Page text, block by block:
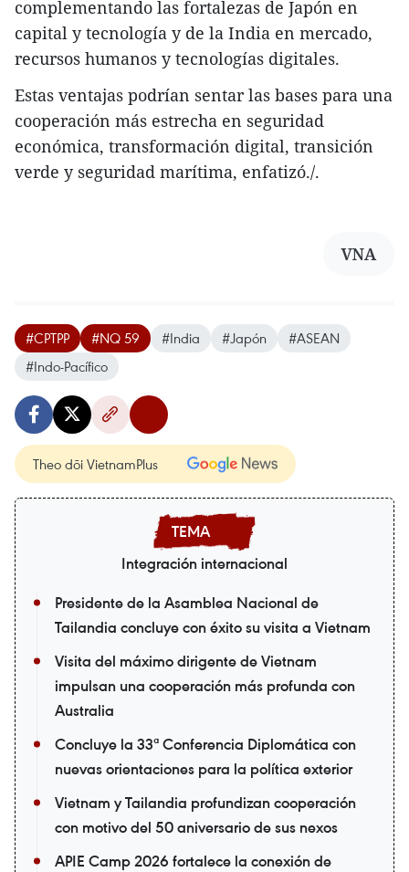
complementando las fortalezas de Japón en
capital y tecnología y de la India en mercado,
recursos humanos y tecnologías digitales.
Estas ventajas podrían sentar las bases para una
cooperación más estrecha en seguridad
económica, transformación digital, transición
verde y seguridad marítima, enfatizó./.
VNA
#CPTPP #NQ 59 #India #Japón
#ASEAN
#Indo-Pacífico
Theo dõi VietnamPlus
Integración internacional
Presidente de la Asamblea Nacional de
Tailandia concluye con éxito su visita a Vietnam
Visita del máximo dirigente de Vietnam
impulsan una cooperación más profunda con
Australia
Concluye la 33ª Conferencia Diplomática con
nuevas orientaciones para la política exterior
Vietnam y Tailandia profundizan cooperación
con motivo del 50 aniversario de sus nexos
APIE Camp 2026 fortalece la conexión de